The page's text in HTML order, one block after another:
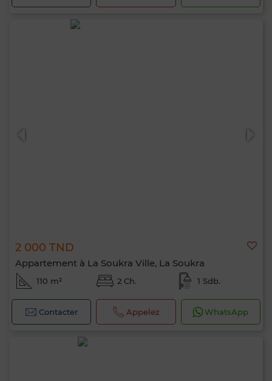
2 000 TND
Appartement à La Soukra Ville, La Soukra
110 m² 2 Ch. 1 Sdb.
Contacter Appelez WhatsApp